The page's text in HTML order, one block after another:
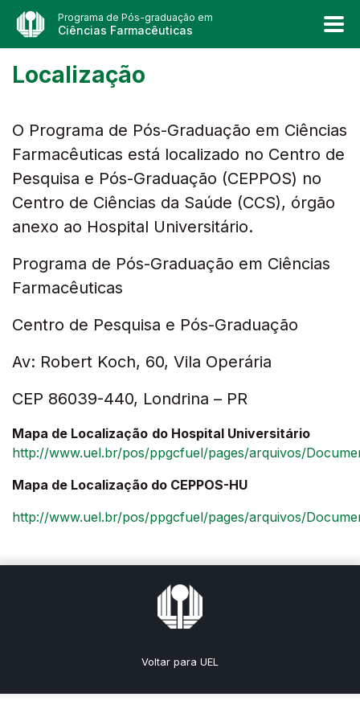
Programa de Pós-graduação em
Ciências Farmacêuticas
Localização
O Programa de Pós-Graduação em Ciências
Farmacêuticas está localizado no Centro de
Pesquisa e Pós-Graduação (CEPPOS) no
Centro de Ciências da Saúde (CCS), órgão
anexo ao Hospital Universitário.
Programa de Pós-Graduação em Ciências
Farmacêuticas
Centro de Pesquisa e Pós-Graduação
Av: Robert Koch, 60, Vila Operária
CEP 86039-440, Londrina – PR
Mapa de Localização do Hospital Universitário
http://www.uel.br/pos/ppgcfuel/pages/arquivos/
Mapa de Localização do CEPPOS-HU
http://www.uel.br/pos/ppgcfuel/pages/arquivos/
Voltar para UEL